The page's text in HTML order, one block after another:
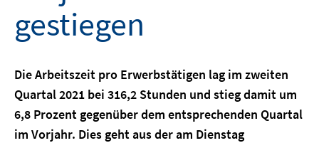
gestiegen
Die Arbeitszeit pro Erwerbstätigen lag im zweiten
Quartal 2021 bei 316,2 Stunden und stieg damit um
6,8 Prozent gegenüber dem entsprechenden Quartal
im Vorjahr. Dies geht aus der am Dienstag